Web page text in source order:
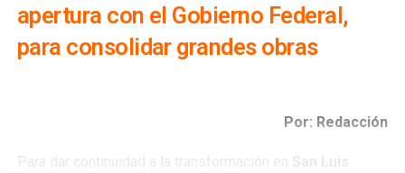
apertura con el Gobierno Federal,
para consolidar grandes obras
Por: Redacción
Para dar continuidad a la transformación en
San Luis